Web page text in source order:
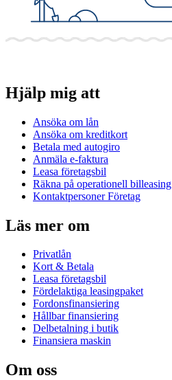
Hjälp mig att
Ansöka om lån
Ansöka om kreditkort
Betala med autogiro
Anmäla e-faktura
Leasa företagsbil
Räkna på operationell billeasing
Kontaktpersoner Företag
Läs mer om
Privatlån
Kort & Betala
Leasa företagsbil
Fördelaktiga leasingpaket
Fordonsfinansiering
Hållbar finansiering
Delbetalning i butik
Finansiera maskin
Om oss